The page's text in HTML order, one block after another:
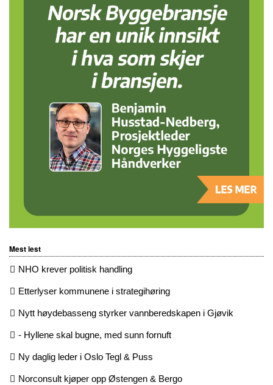
Mest lest
NHO krever politisk handling
Etterlyser kommunene i strategihøring
Nytt høydebasseng styrker vannberedskapen i Gjøvik
- Hyllene skal bugne, med sunn fornuft
Ny daglig leder i Oslo Tegl & Puss
Norconsult kjøper opp Østengen & Bergo